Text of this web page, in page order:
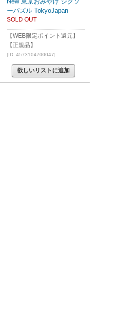
ーパズル TokyoJapan
SOLD OUT
【WEB限定ポイント還元】
【正規品】
[ID: 4573104700047]
欲しいリストに追加